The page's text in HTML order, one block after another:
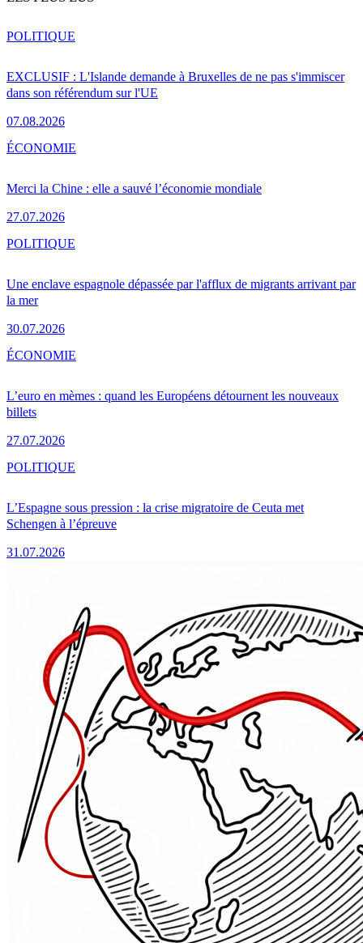
EXCLUSIF : L'Islande demande à Bruxelles de ne pas s'immiscer
dans son référendum sur l'UE
07.08.2026
POLITIQUE
Merci la Chine : elle a sauvé l’économie mondiale
27.07.2026
ÉCONOMIE
Une enclave espagnole dépassée par l'afflux de migrants arrivant par
la mer
30.07.2026
POLITIQUE
L’euro en mèmes : quand les Européens détournent les nouveaux
billets
27.07.2026
ÉCONOMIE
L’Espagne sous pression : la crise migratoire de Ceuta met
Schengen à l’épreuve
31.07.2026
POLITIQUE